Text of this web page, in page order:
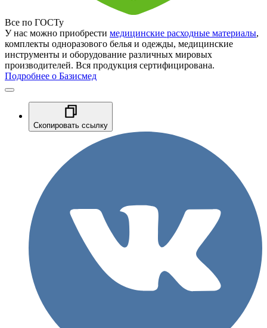
Все по ГОСТу
У нас можно приобрести медицинские расходные материалы,
комплекты одноразового белья и одежды, медицинские
инструменты и оборудование различных мировых
производителей. Вся продукция сертифицирована.
Подробнее о Базисмед
Скопировать ссылку